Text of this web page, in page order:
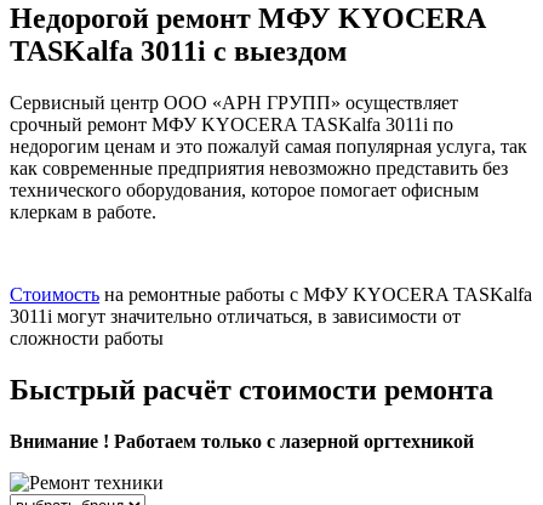
Недорогой ремонт МФУ KYOCERA
TASKalfa 3011i с выездом
Сервисный центр ООО «АРН ГРУПП» осуществляет
срочный ремонт МФУ KYOCERA TASKalfa 3011i по
недорогим ценам и это пожалуй самая популярная услуга, так
как современные предприятия невозможно представить без
технического оборудования, которое помогает офисным
клеркам в работе.
Стоимость на ремонтные работы с МФУ KYOCERA TASKalfa
3011i могут значительно отличаться, в зависимости от
сложности работы
Быстрый расчёт стоимости ремонта
Внимание ! Работаем только с лазерной оргтехникой